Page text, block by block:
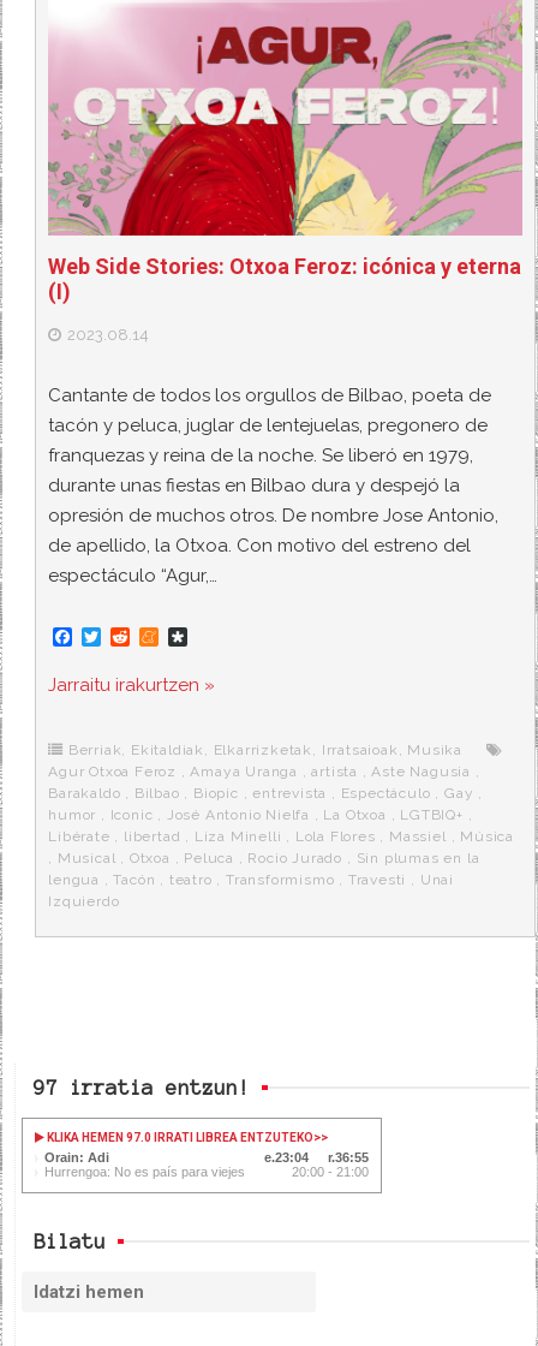
Web Side Stories: Otxoa Feroz: icónica y eterna
(I)
2023.08.14
Cantante de todos los orgullos de Bilbao, poeta de
tacón y peluca, juglar de lentejuelas, pregonero de
franquezas y reina de la noche. Se liberó en 1979,
durante unas fiestas en Bilbao dura y despejó la
opresión de muchos otros. De nombre Jose Antonio,
de apellido, la Otxoa. Con motivo del estreno del
espectáculo “Agur,…
F
e
o
k
T
t
r
R
d
d
M
n
e
e
s
r
a
Jarraitu irakurtzen »
Berriak, Ekitaldiak , Elkarrizketak , Irratsaioak , Musika
Agur Otxoa Feroz ,Amaya Uranga ,artista ,Aste Nagusia ,
Barakaldo , Bilbao , Biopic ,entrevista , Espectáculo , Gay ,
humor , Iconic , José Antonio Nielfa , La Otxoa , LGTBIQ+ ,
Libérate , libertad , Liza Minelli , Lola Flores , Massiel , Música
, Musical , Otxoa , Peluca , Rocio Jurado , Sin plumas en la
lengua ,Tacón , teatro ,Transformismo , Travesti , Unai
Izquierdo
97 irratia entzun!
KLIKA HEMEN 97.0 IRRATI LIBREA ENTZUTEKO>>
Orain: Adi 23:04
36:55
Hurrengoa: No es país para viejes
20:00 - 21:00
Bilatu